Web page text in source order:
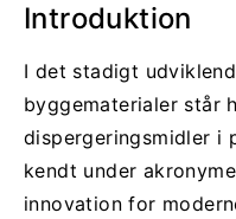
Introduktion
I det stadigt
byggematerialer står
dispergeringsmidler i
kendt under
innovation for